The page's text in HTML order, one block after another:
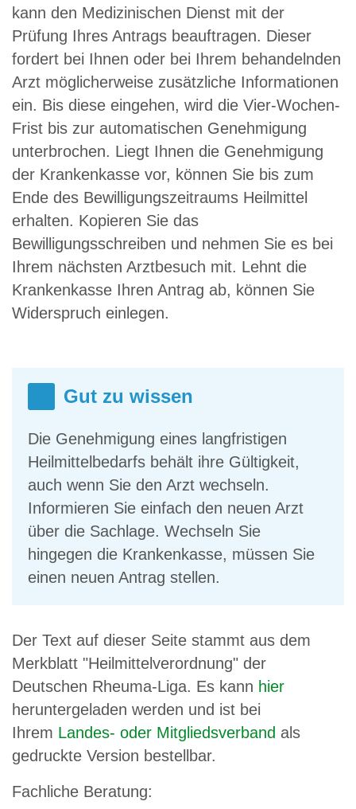
kann den Medizinischen Dienst mit der
Prüfung Ihres Antrags beauftragen. Dieser
fordert bei Ihnen oder bei Ihrem behandelnden
Arzt möglicherweise zusätzliche Informationen
ein. Bis diese eingehen, wird die Vier-Wochen-
Frist bis zur automatischen Genehmigung
unterbrochen. Liegt Ihnen die Genehmigung
der Krankenkasse vor, können Sie bis zum
Ende des Bewilligungszeitraums Heilmittel
erhalten. Kopieren Sie das
Bewilligungsschreiben und nehmen Sie es bei
Ihrem nächsten Arztbesuch mit. Lehnt die
Krankenkasse Ihren Antrag ab, können Sie
Widerspruch einlegen.
Gut zu wissen
Die Genehmigung eines langfristigen
Heilmittelbedarfs behält ihre Gültigkeit,
auch wenn Sie den Arzt wechseln.
Informieren Sie einfach den neuen Arzt
über die Sachlage. Wechseln Sie
hingegen die Krankenkasse, müssen Sie
einen neuen Antrag stellen.
Der Text auf dieser Seite stammt aus dem
Merkblatt "Heilmittelverordnung" der
Deutschen Rheuma-Liga. Es kann hier
heruntergeladen werden und ist bei
Ihrem Landes- oder Mitgliedsverband als
gedruckte Version bestellbar.
Fachliche Beratung: